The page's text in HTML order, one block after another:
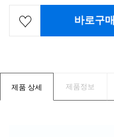
바로구매
제품 상세 제품정보